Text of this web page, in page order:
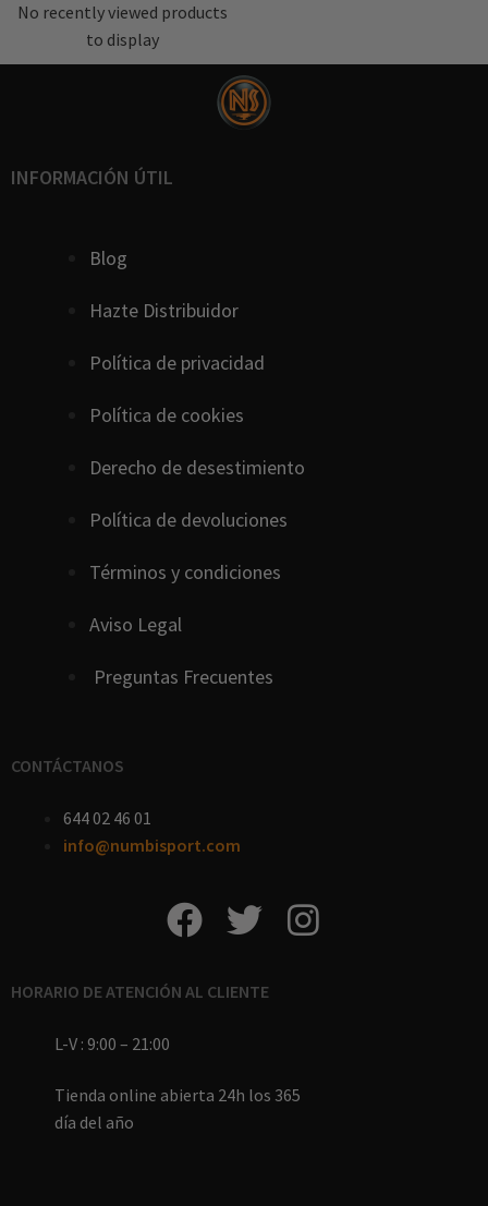
No recently viewed products
to display
INFORMACIÓN ÚTIL
Blog
Hazte Distribuidor
Política de privacidad
Política de cookies
Derecho de desestimiento
Política de devoluciones
Términos y condiciones
Aviso Legal
Preguntas Frecuentes
CONTÁCTANOS
644 02 46 01
info@numbisport.com
HORARIO DE ATENCIÓN AL CLIENTE
L-V : 9:00 – 21:00
Tienda online abierta 24h los 365
día del año